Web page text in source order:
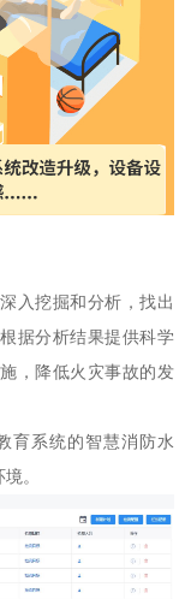
入挖掘和分析，找出
据分析结果提供科学
，降低火灾事故的发
育系统的智慧消防水
。